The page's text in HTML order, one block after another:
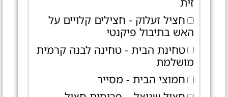
חציל זעלוק - חצילים קלויים על
האש בתיבול פיקנטי
טחינת הבית - טחינה לבנה קרמית
מושלמת
חמוצי הבית - מסייר